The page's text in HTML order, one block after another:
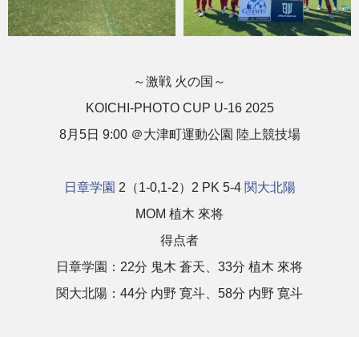
～激戦 火の国～
KOICHI-PHOTO CUP U-16 2025
8月5日 9:00 ＠大津町運動公園 陸上競技場
日章学園 2（1-0,1-2）2 PK 5-4 関大北陽
MOM 植木 來将
得点者
日章学園：22分 鬼木 蒼天、33分 植木 來将
関大北陽：44分 内野 寛斗、58分 内野 寛斗